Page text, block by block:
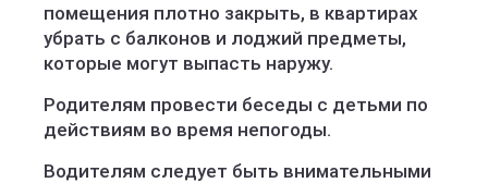
помещения плотно закрыть, в квартирах
убрать с балконов и лоджий предметы,
которые могут выпасть наружу.
Родителям провести беседы с детьми по
действиям во время непогоды.
Водителям следует быть внимательными